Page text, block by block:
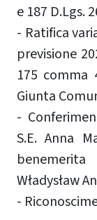
e 187 D.Lgs.
- Ratifica
previsione
175 comma
Giunta
-
S.E. Anna
Władysław
-